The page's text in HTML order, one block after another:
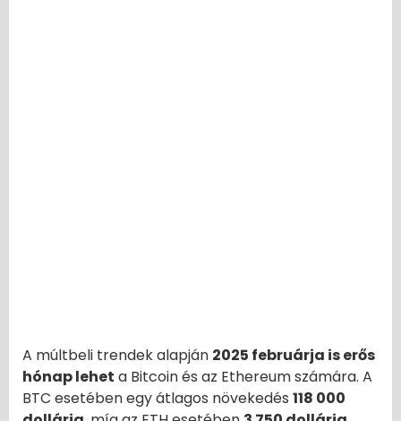
A múltbeli trendek alapján 2025 februárja is erős
hónap lehet a Bitcoin és az Ethereum számára. A
BTC esetében egy átlagos növekedés 118 000